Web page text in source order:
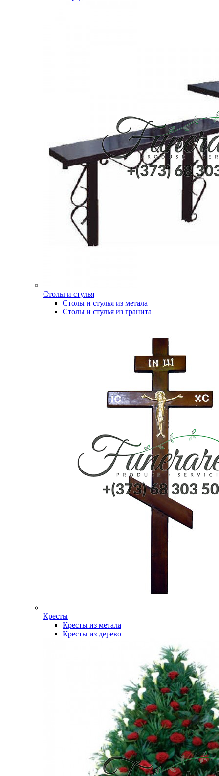
Столы и стулья
Столы и стулья из метала
Столы и стулья из гранита
Кресты
Кресты из метала
Кресты из дерево